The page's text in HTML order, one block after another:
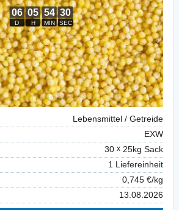
Lebensmittel / Getreide
EXW
30
25kg Sack
1 Liefereinheit
0,745 €/kg
13.08.2026